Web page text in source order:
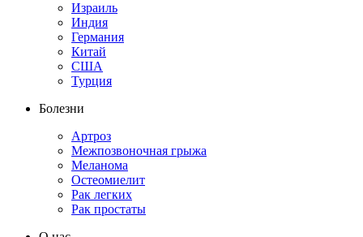
Израиль
Индия
Германия
Китай
США
Турция
Болезни
Артроз
Межпозвоночная грыжа
Меланома
Остеомиелит
Рак легких
Рак простаты